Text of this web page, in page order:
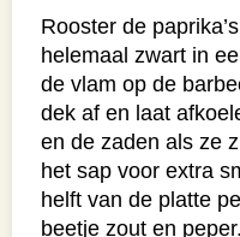
Rooster de
helemaal zwart in
de vlam op de
dek af en laat
en de zaden als ze
het sap voor extra
helft van de platte
beetje zout en peper.